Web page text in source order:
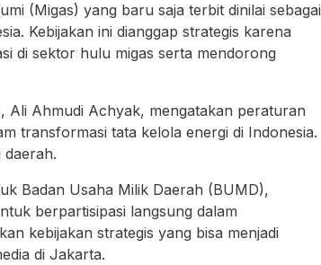
(Migas) yang baru saja terbit dinilai sebagai
Kebijakan ini dianggap strategis karena
di sektor hulu migas serta mendorong
Ali Ahmudi Achyak, mengatakan peraturan
transformasi tata kelola energi di Indonesia.
Badan Usaha Milik Daerah (BUMD),
berpartisipasi langsung dalam
kebijakan strategis yang bisa menjadi
di Jakarta.